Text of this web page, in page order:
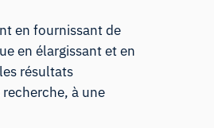
en fournissant de
en élargissant et en
résultats
à une